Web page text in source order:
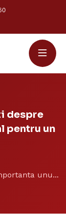
despre
pentru un
unu...